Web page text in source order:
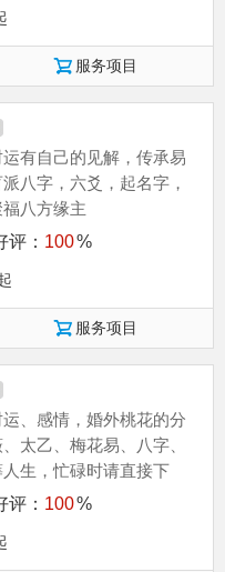
服务项目
有自己的见解，传承易
八字，六爻，起名字，
八方缘主
： 100%
服务项目
、感情，婚外桃花的分
太乙、梅花易、八字、
生，忙碌时请直接下
： 100%